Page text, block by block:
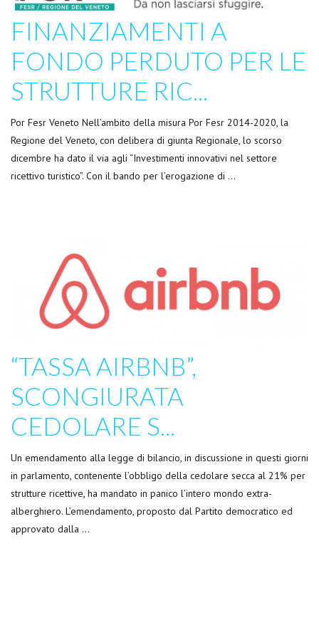
FINANZIAMENTI A
FONDO PERDUTO PER LE
STRUTTURE RIC...
Por Fesr Veneto Nell’ambito della misura Por Fesr 2014-2020, la
Regione del Veneto, con delibera di giunta Regionale, lo scorso
dicembre ha dato il via agli “Investimenti innovativi nel settore
ricettivo turistico”. Con il bando per l’erogazione di …
“TASSA AIRBNB”,
SCONGIURATA
CEDOLARE S...
Un emendamento alla legge di bilancio, in discussione in questi giorni
in parlamento, contenente l’obbligo della cedolare secca al 21% per
strutture ricettive, ha mandato in panico l’intero mondo extra-
alberghiero. L’emendamento, proposto dal Partito democratico ed
approvato dalla …